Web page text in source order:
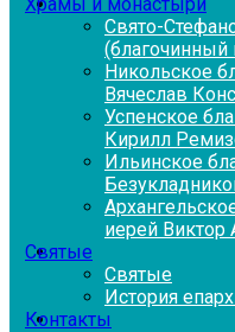
Свято-
(благочинный
Никольское
Вячеслав
Успенское
Кирилл
Ильинское
иерей Виктор
Святые
Святые
История
Контакты